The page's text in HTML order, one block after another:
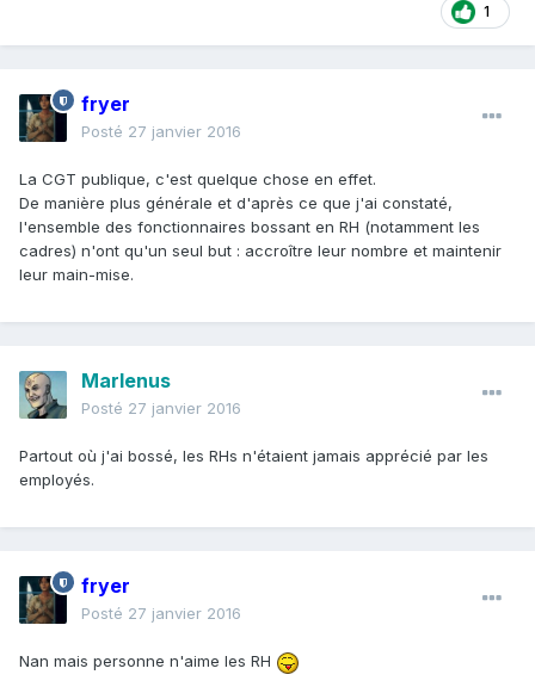
1
fryer
Posté 27 janvier 2016
La CGT publique, c'est quelque chose en effet.
De manière plus générale et d'après ce que j'ai constaté,
l'ensemble des fonctionnaires bossant en RH (notamment les
cadres) n'ont qu'un seul but : accroître leur nombre et maintenir
leur main-mise.
Marlenus
Posté 27 janvier 2016
Partout où j'ai bossé, les RHs n'étaient jamais apprécié par les
employés.
fryer
Posté 27 janvier 2016
Nan mais personne n'aime les RH